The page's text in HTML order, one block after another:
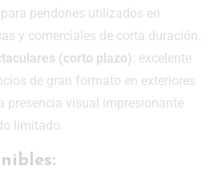
pendones utilizados en
y comerciales de corta duración.
(corto plazo): excelente
de gran formato en exteriores
presencia visual impresionante
limitado.